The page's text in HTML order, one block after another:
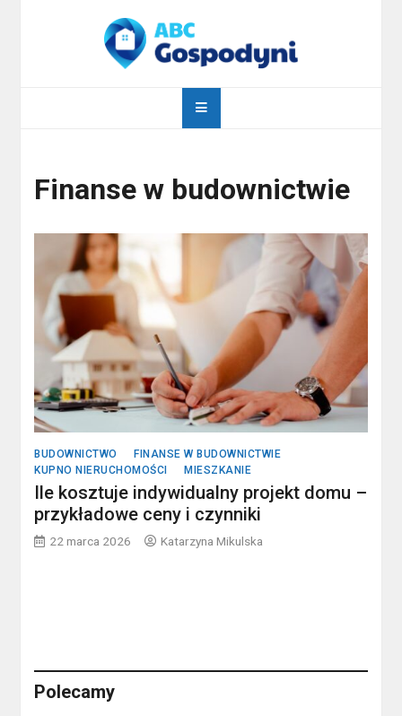
abcgospodyni.pl
Finanse w budownictwie
BUDOWNICTWO
FINANSE W BUDOWNICTWIE
KUPNO NIERUCHOMOŚCI
MIESZKANIE
Ile kosztuje indywidualny projekt domu –
przykładowe ceny i czynniki
22 marca 2026 Katarzyna Mikulska
Polecamy